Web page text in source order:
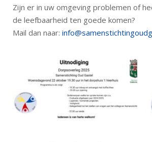
Zijn er in uw omgeving problemen of
de leefbaarheid ten goede komen?
Mail dan naar: